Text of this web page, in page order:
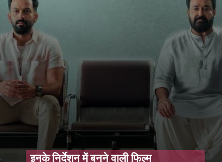
इनके निर्देशन में बनने वाली फिल्म